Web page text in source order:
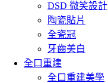
DSD 微笑設計
陶瓷貼片
全瓷冠
牙齒美白
全口重建
全口重建美學